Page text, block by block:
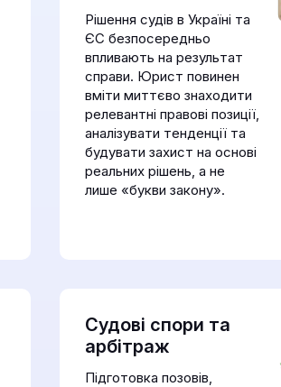
Рішення судів в Україні та
ЄС безпосередньо
впливають на результат
справи. Юрист повинен
вміти миттєво знаходити
релевантні правові позиції,
аналізувати тенденції та
будувати захист на основі
реальних рішень, а не
лише «букви закону».
Судові спори та
арбітраж
Підготовка позовів,